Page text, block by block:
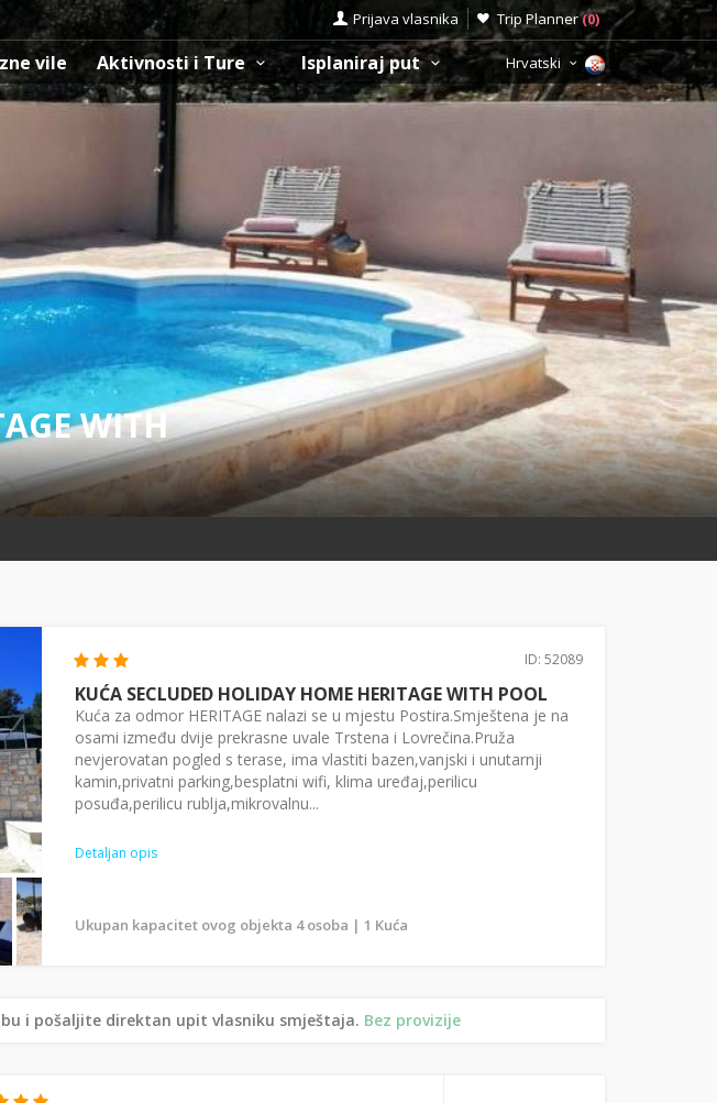
Prijava vlasnika Trip Planner(0)
vile Aktivnosti i Ture Isplaniraj put Hrvatski
WITH
ID: 52089
KUĆA SECLUDED HOLIDAY HOME HERITAGE WITH POOL
Kuća za odmor HERITAGE nalazi se u mjestu Postira.Smještena je na
osami između dvije prekrasne uvale Trstena i Lovrečina.Pruža
nevjerovatan pogled s terase, ima vlastiti bazen,vanjski i unutarnji
kamin,privatni parking,besplatni wifi, klima uređaj,perilicu
posuđa,perilicu rublja,mikrovalnu...
Detaljan opis
Ukupan kapacitet ovog objekta 4 osoba | 1 Kuća
i pošaljite direktan upit vlasniku smještaja. Bez provizije